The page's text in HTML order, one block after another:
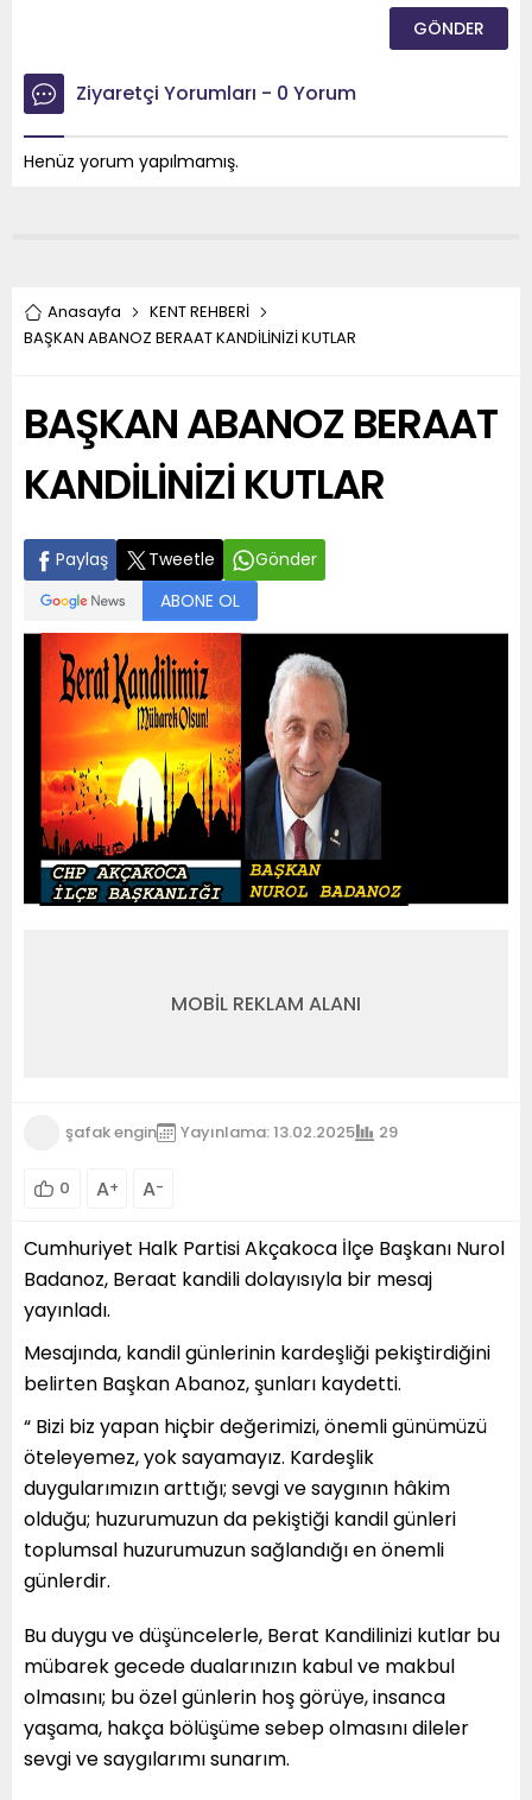
Ziyaretçi Yorumları - 0 Yorum
Henüz yorum yapılmamış.
Anasayfa
KENT REHBERİ
BAŞKAN ABANOZ BERAAT KANDİLİNİZİ KUTLAR
BAŞKAN ABANOZ BERAAT
KANDİLİNİZİ KUTLAR
Paylaş Tweetle
Gönder
ABONE OL
MOBİL REKLAM ALANI
şafak engin Yayınlama: 13.02.2025 29
0 A+ A-
Cumhuriyet Halk Partisi Akçakoca İlçe Başkanı Nurol
Badanoz, Beraat kandili dolayısıyla bir mesaj
yayınladı.
Mesajında, kandil günlerinin kardeşliği pekiştirdiğini
belirten Başkan Abanoz, şunları kaydetti.
“ Bizi biz yapan hiçbir değerimizi, önemli günümüzü
öteleyemez, yok sayamayız. Kardeşlik
duygularımızın arttığı; sevgi ve saygının hâkim
olduğu; huzurumuzun da pekiştiği kandil günleri
toplumsal huzurumuzun sağlandığı en önemli
günlerdir.
Bu duygu ve düşüncelerle, Berat Kandilinizi kutlar bu
mübarek gecede dualarınızın kabul ve makbul
olmasını; bu özel günlerin hoş görüye, insanca
yaşama, hakça bölüşüme sebep olmasını dileler
sevgi ve saygılarımı sunarım.